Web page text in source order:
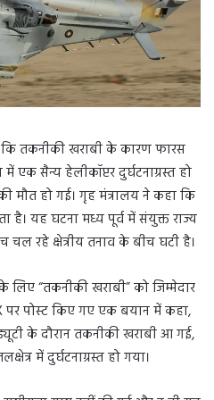
कि तकनीकी खराबी के कारण फारस
एक सैन्य हेलीकॉप्टर दुर्घटनाग्रस्त हो
मौत हो गई। गृह मंत्रालय ने कहा कि
है। यह घटना मध्य पूर्व में संयुक्त राज्य
रहे क्षेत्रीय तनाव के बीच घटी है।
के लिए “तकनीकी खराबी” को जिम्मेदार
पर पोस्ट किए गए एक बयान में कहा,
के दौरान तकनीकी खराबी आ गई,
में दुर्घटनाग्रस्त हो गया।